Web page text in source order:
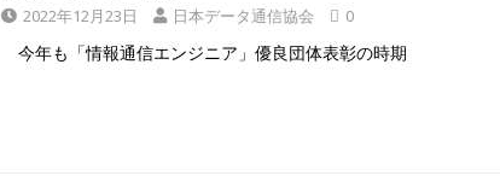
2022年12月23日 日本データ通信協会 0
今年も「情報通信エンジニア」優良団体表彰の時期